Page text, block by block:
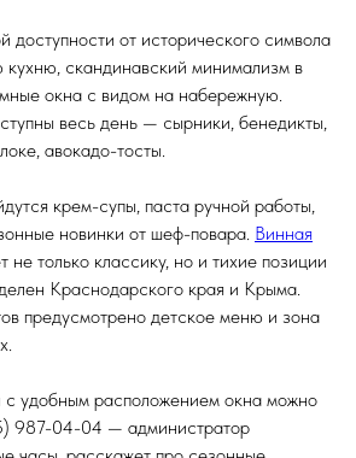
доступности от исторического символа
скандинавский минимализм в
окна с видом на набережную.
весь день — сырники, бенедикты,
авокадо-тосты.
крем-супы, паста ручной работы,
новинки от шеф-повара. Винная
не только классику, но и тихие позиции
Краснодарского края и Крыма.
предусмотрено детское меню и зона
с удобным расположением окна можно
987-04-04 — администратор